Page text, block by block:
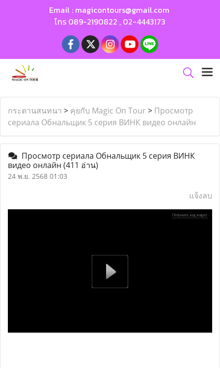
Email : magicontours@gmail.com
โทร 089-2190822 , 02-4443173
กระดานสนทนา > คุยกับ Magic On Tour > Просмотр
сериала Обнальщик 5 серия ВИНК видео онлайн
Просмотр сериала Обнальщик 5 серия ВИНК
видео онлайн (411 อ่าน)
24 พ.ย. 2568 01:03
แจ้งลบ